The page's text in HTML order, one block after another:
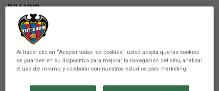
DILLUNS
Doble sessió:
10.00 hores. Entrenament a la Ciutat Esportiva.
19.00 hores. Entrenament a la Ciutat Esportiva.
DIMARTS
Al hacer clic en “Aceptar todas las cookies”, usted acepta que las cookies
se guarden en su dispositivo para mejorar la navegación del sitio, analizar
el uso del mismo, y colaborar con nuestros estudios para marketing.